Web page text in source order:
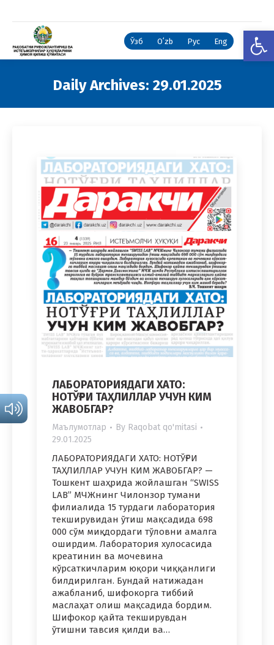
Ўзб Oʻzb Рус Eng
Daily Archives: 29.01.2025
ЛАБОРАТОРИЯДАГИ ХАТО:
НОТЎҒРИ ТАҲЛИЛЛАР УЧУН КИМ
ЖАВОБГАР?
Маълумотлар By Raqobat qo'mitasi
29.01.2025
ЛАБОРАТОРИЯДАГИ ХАТО: НОТЎҒРИ
ТАҲЛИЛЛАР УЧУН КИМ ЖАВОБГАР? —
Тошкент шаҳрида жойлашган “SWISS
LAB” МЧЖнинг Чилонзор тумани
филиалида 15 турдаги лаборатория
текширувидан ўтиш мақсадида 698
000 сўм миқдордаги тўловни амалга
оширдим. Лаборатория хулосасида
креатинин ва мочевина
кўрсаткичларим юқори чиққанлиги
билдирилган. Бундай натижадан
ажабланиб, шифокорга тиббий
маслаҳат олиш мақсадида бордим.
Шифокор қайта текширувдан
ўтишни тавсия қилди ва…